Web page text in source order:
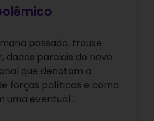
passada, trouxe
dados parciais do novo
que denotam a
forças políticas e como
uma eventual…